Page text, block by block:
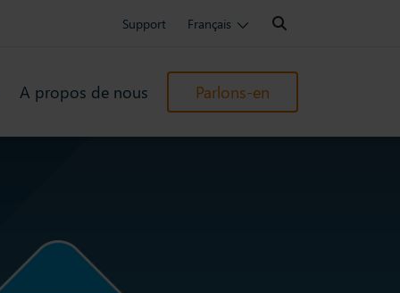
Support Français
Search:
A propos de nous Parlons-en